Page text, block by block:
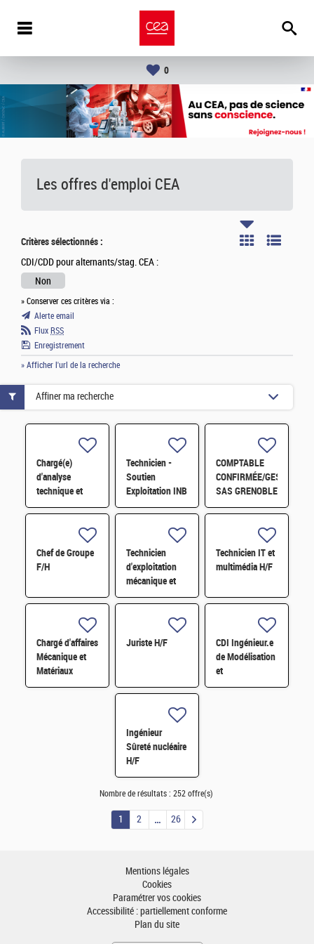
0
Les offres d'emploi CEA
Critères sélectionnés :
CDI/CDD pour alternants/stag. CEA :
Non
» Conserver ces critères via :
Alerte email
Flux RSS
Enregistrement
» Afficher l'url de la recherche
Chargé(e)
d'analyse
technique et
financière des
maintenance
électromécanique
H/F
Technicien -
Soutien
Exploitation INB
H/F
COMPTABLE
CONFIRMÉE/
SAS GRENOBLE
H/F
Chef de Groupe
F/H
Technicien
d'exploitation
mécanique et
fluides H/F
Technicien IT et
multimédia H/F
Chargé d'affaires
Mécanique et
Matériaux
Juriste H/F
CDI Ingénieur.e
de Modélisation
et
Développement
Ingénieur
Sûreté nucléaire
H/F
Affiner ma recherche
Nombre de résultats : 252 offre(s)
1 2 26
Mentions légales
Cookies
Paramétrer vos cookies
Accessibilité : partiellement conforme
Plan du site